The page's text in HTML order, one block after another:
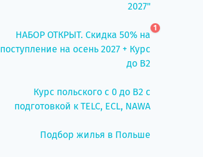
2027"
НАБОР ОТКРЫТ. Скидка 50% на
поступление на осень 2027 + Курс
до B2
1
Курс польского с 0 до B2 с
подготовкой к TELC, ECL, NAWA
Подбор жилья в Польше